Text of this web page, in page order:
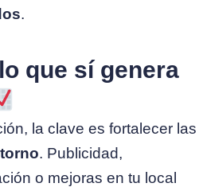
.
que sí genera
la clave es fortalecer las
. Publicidad,
o mejoras en tu local